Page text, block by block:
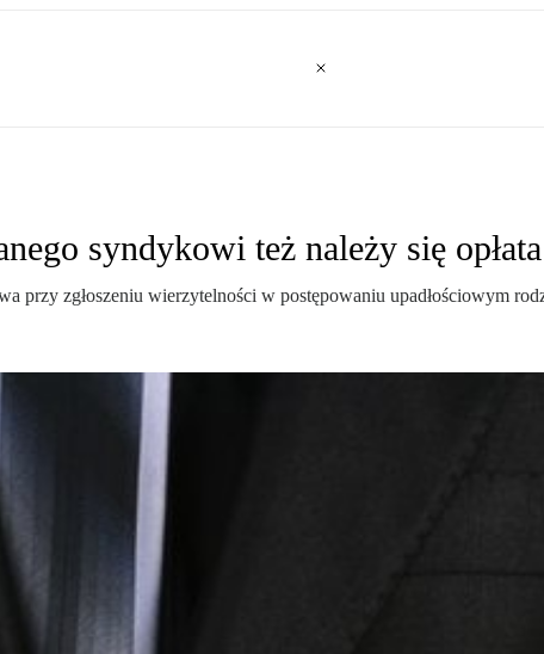
syndykowi też należy się
przy zgłoszeniu wierzytelności w postępowaniu upadłościowym